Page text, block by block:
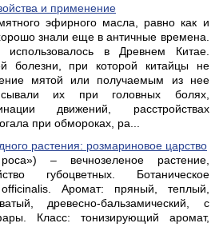
и применение
эфирного масла, равно как и
знали еще в античные времена.
в Древнем Китае.
болезни, при которой китайцы не
мятой или получаемым из нее
их при головных болях,
движений, расстройствах
при обмороках, ра...
растения: розмариновое царство
– вечнозеленое растение,
губоцветных. Ботаническое
Аромат: пряный, теплый,
древесно-бальзамический, с
Класс: тонизирующий аромат,